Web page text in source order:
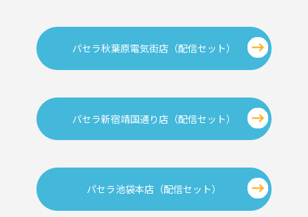
パセラ秋葉原電気街店（配信セット）
パセラ新宿靖国通り店（配信セット）
パセラ池袋本店（配信セット）